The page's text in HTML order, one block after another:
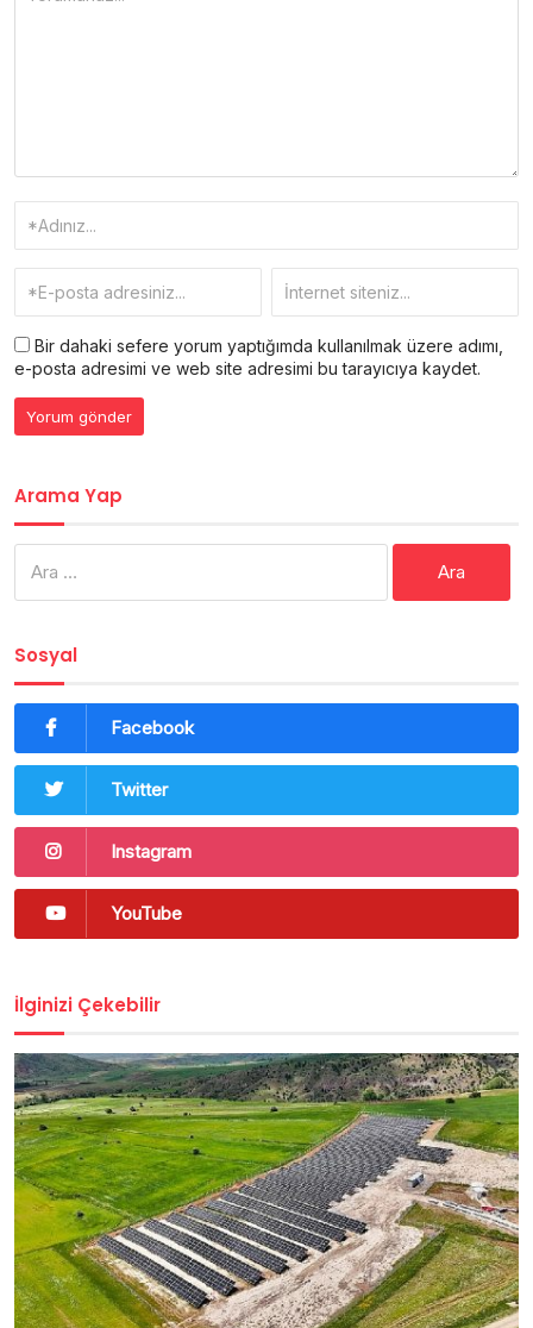
Bir dahaki sefere yorum yaptığımda kullanılmak üzere adımı,
e-posta adresimi ve web site adresimi bu tarayıcıya kaydet.
Arama Yap
Sosyal
Facebook
Twitter
Instagram
YouTube
İlginizi Çekebilir